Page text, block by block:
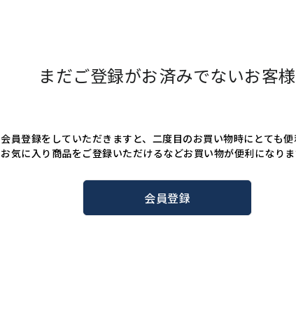
まだご登録がお済みでないお客様
会員登録をしていただきますと、二度目のお買い物時にとても便
お気に入り商品をご登録いただけるなどお買い物が便利になりま
会員登録